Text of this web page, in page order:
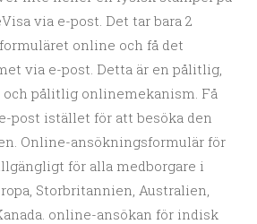
via e-post. Det tar bara 2
online och få det
via e-post. Detta är en pålitlig,
och pålitlig onlinemekanism. Få
post istället för att besöka den
Online-ansökningsformulär för
för alla medborgare i
Storbritannien, Australien,
online-ansökan för indisk